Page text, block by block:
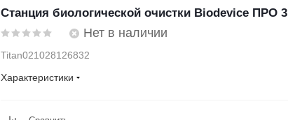
Станция биологической очистки Biodevice ПРО 3
Нет в наличии
Titan021028126832
Характеристики